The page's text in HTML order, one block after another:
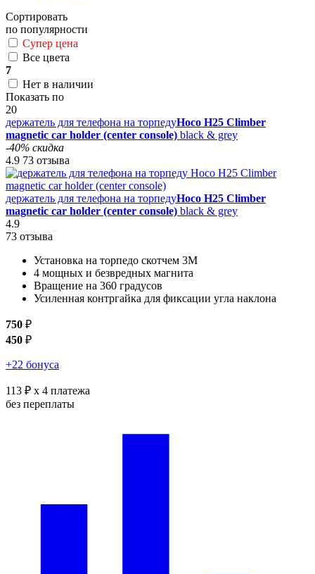
Сортировать
по популярности
Супер цена
Все цвета
7
Нет в наличии
Показать по
20
держатель для телефона на торпедуHoco H25 Climber
magnetic car holder (center console) black & grey
-40% скидка
4.9 73 отзыва
держатель для телефона на торпедуHoco H25 Climber
magnetic car holder (center console) black & grey
4.9
73 отзыва
Установка на торпедо скотчем 3М
4 мощных и безвредных магнита
Вращение на 360 градусов
Усиленная контргайка для фиксации угла наклона
750 ₽
450 ₽
+22 бонуса
113 ₽ x 4 платежа
без переплаты